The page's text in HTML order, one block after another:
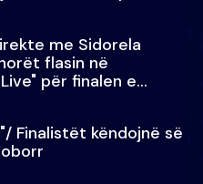
me Sidorela
flasin në
për finalen e
Finalistët këndojnë së